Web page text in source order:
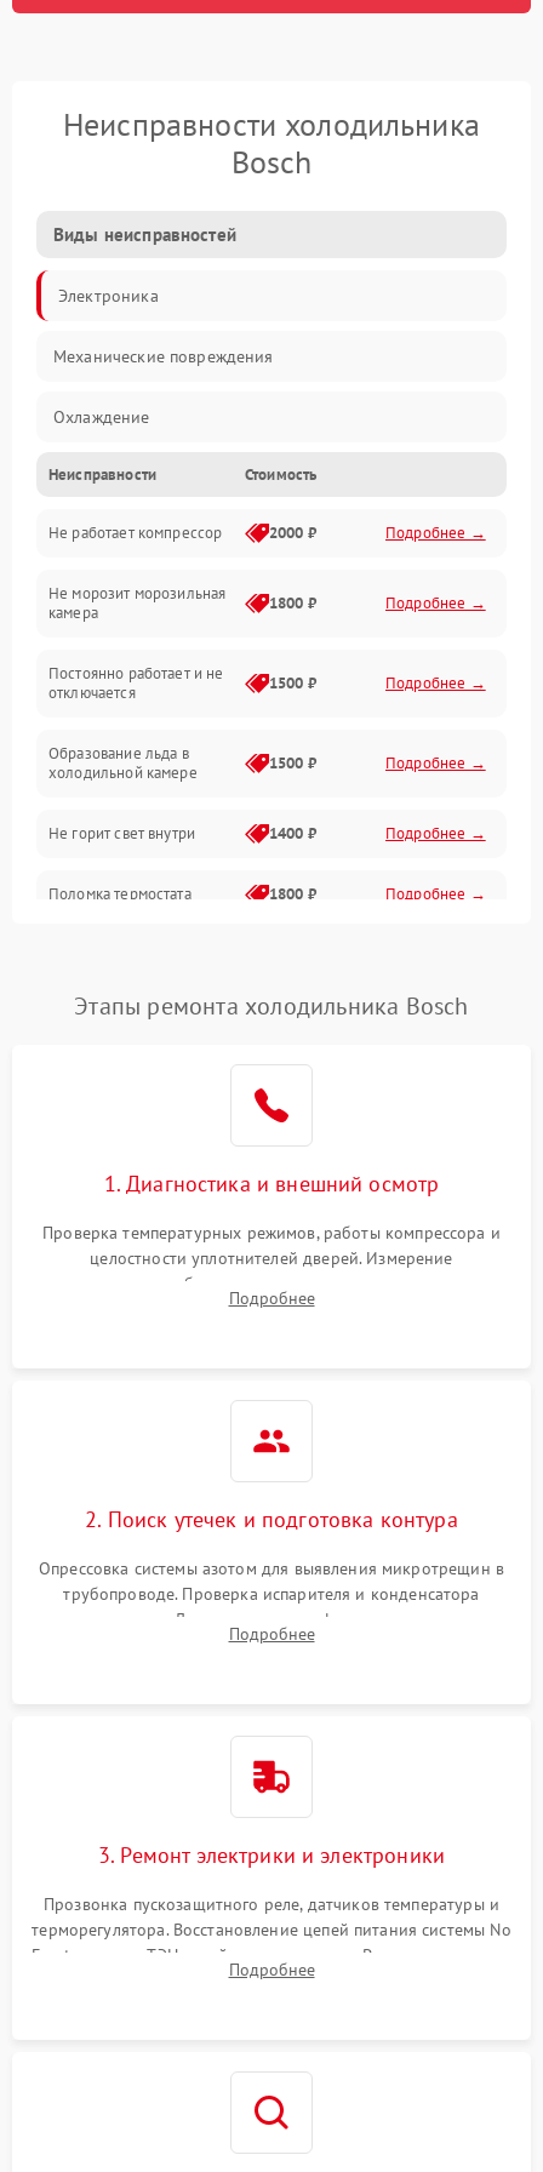
Неисправности холодильника
Bosch
Виды неисправностей
Электроника
Механические повреждения
Охлаждение
Механика
Электропитание
Дренаж
Неисправности Стоимость
Не работает компрессор 2000 ₽ Подробнее →
Не морозит морозильная
камера
1800 ₽ Подробнее →
Постоянно работает и не
отключается
1500 ₽ Подробнее →
Образование льда в
холодильной камере
1500 ₽ Подробнее →
Не горит свет внутри 1400 ₽ Подробнее →
Поломка термостата 1800 ₽ Подробнее →
Поломка системы No Frost 2600 ₽ Подробнее →
работе
2000 ₽ Подробнее →
1000 ₽
1800 ₽
Этапы ремонта холодильника Bosch
1. Диагностика и внешний осмотр
Проверка температурных режимов, работы компрессора и
целостности уплотнителей дверей. Измерение
сопротивления обмоток мотора, проверка термостата и
считывание кодов ошибок с электронного дисплея.
Подробнее
2. Поиск утечек и подготовка контура
Опрессовка системы азотом для выявления микротрещин в
трубопроводе. Проверка испарителя и конденсатора
течеискателем. Демонтаж старого фильтра-осушителя и
продувка капиллярной трубки для устранения засоров.
Подробнее
3. Ремонт электрики и электроники
Прозвонка пускозащитного реле, датчиков температуры и
терморегулятора. Восстановление цепей питания системы No
Frost, включая ТЭН оттайки и вентилятор. Ремонт или замена
платы управления при сбоях алгоритмов.
Подробнее